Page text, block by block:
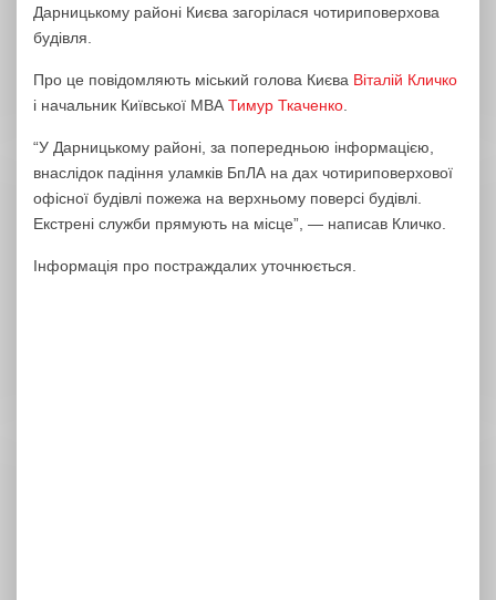
Дарницькому районі Києва загорілася чотириповерхова
будівля.
Про це повідомляють міський голова Києва Віталій Кличко
і начальник Київської МВА Тимур Ткаченко
“У Дарницькому районі, за попередньою інформацією,
внаслідок падіння уламків БпЛА на дах чотириповерхової
офісної будівлі пожежа на верхньому поверсі будівлі.
Екстрені служби прямують на місце”, — написав Кличко.
Інформація про постраждалих уточнюється.